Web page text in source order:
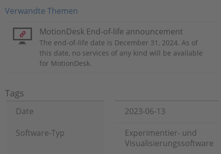
Verwandte Themen
MotionDesk End-of-life announcement
The end-of-life date is December 31, 2024. As of
this date, no services of any kind will be available
for MotionDesk.
Tags
Date
2023-06-13
Software-Typ
Experimentier- und
Visualisierungssoftware